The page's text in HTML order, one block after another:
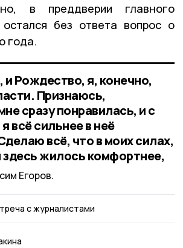
в преддверии главного
без ответа вопрос о
года.
и Рождество, я, конечно,
Признаюсь,
сразу понравилась, и с
всё сильнее в неё
всё, что в моих силах,
жилось комфортнее,
Егоров.
с журналистами